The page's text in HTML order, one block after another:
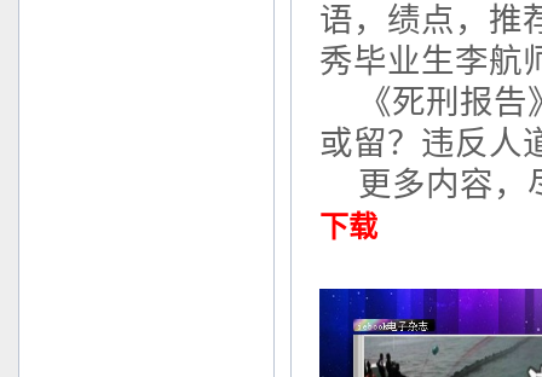
语，绩点，推
秀毕业生李航
《死刑报
或留？违反人
更多内容，
下载